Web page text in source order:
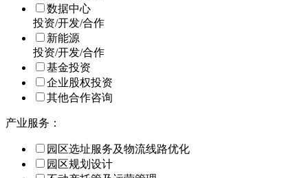
数据中心
投资/开发/合作
新能源
投资/开发/合作
基金投资
企业股权投资
其他合作咨询
产业服务：
园区选址服务及物流线路优化
园区规划设计